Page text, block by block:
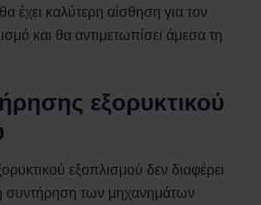
έχει καλύτερη αίσθηση για τον
και θα αντιμετωπίσει άμεσα τη
εξορυκτικού
εξοπλισμού δεν διαφέρει
συντήρηση των μηχανημάτων